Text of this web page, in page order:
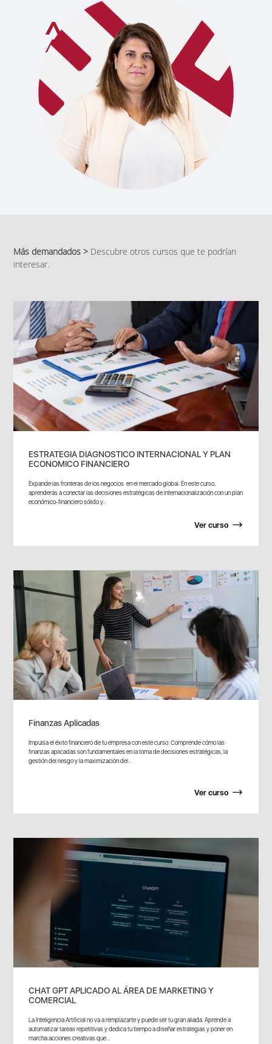
Más demandados > Descubre otros cursos que te podrían
interesar.
ESTRATEGIA DIAGNOSTICO INTERNACIONAL Y PLAN
ECONOMICO FINANCIERO
Expande las fronteras de los negocios en el mercado global. En este curso,
aprenderás a conectar las decisiones estratégicas de internacionalización con un plan
económico-financiero sólido y...
Ver curso
Finanzas Aplicadas
Impulsa el éxito financiero de tu empresa con este curso. Comprende cómo las
finanzas aplicadas son fundamentales en la toma de decisiones estratégicas, la
gestión del riesgo y la maximización del...
Ver curso
CHAT GPT APLICADO AL ÁREA DE MARKETING Y
COMERCIAL
La Inteligencia Artificial no va a remplazarte y puede ser tu gran aliada. Aprende a
automatizar tareas repetitivas y dedica tu tiempo a diseñar estrategias y poner en
marcha acciones creativas que...